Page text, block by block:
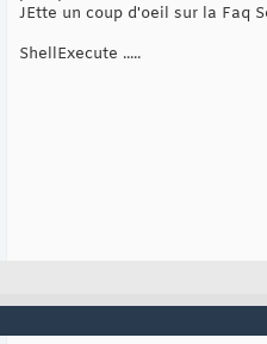
JEtte un coup d'oeil sur la Faq
ShellExecute .....